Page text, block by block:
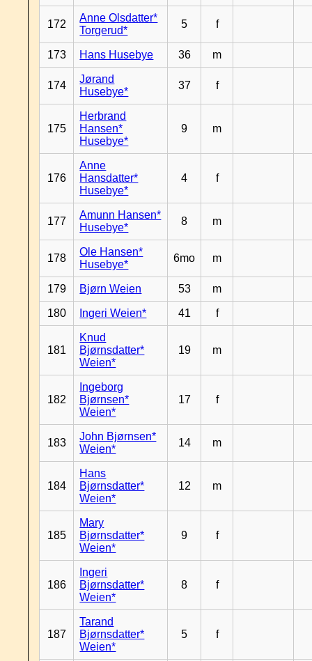
172
Anne Olsdatter*
Torgerud*
5 f
173 Hans Husebye 36 m
174
Jørand
Husebye*
37 f
175
Herbrand
Hansen*
Husebye*
9 m
176
Anne
Hansdatter*
Husebye*
4 f
177
Amunn Hansen*
Husebye*
8 m
178
Ole Hansen*
Husebye*
6mo m
179 Bjørn Weien 53 m
180 Ingeri Weien* 41 f
181
Knud
Bjørnsdatter*
Weien*
19 m
182
Ingeborg
Bjørnsen*
Weien*
17 f
183
John Bjørnsen*
Weien*
14 m
184
Hans
Bjørnsdatter*
Weien*
12 m
185
Mary
Bjørnsdatter*
Weien*
9 f
186
Ingeri
Bjørnsdatter*
Weien*
8 f
187
Tarand
Bjørnsdatter*
Weien*
5 f